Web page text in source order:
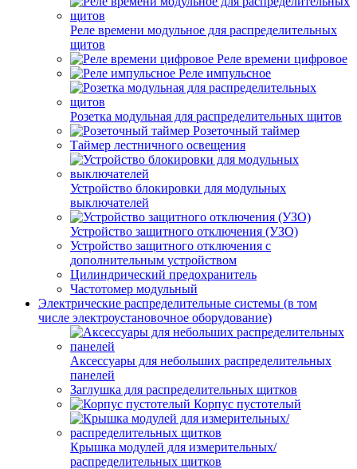
Реле времени модульное для распределительных
щитов
Реле времени цифровое
Реле импульсное
Розетка модульная для распределительных щитов
Розеточный таймер
Таймер лестничного освещения
Устройство блокировки для модульных
выключателей
Устройство защитного отключения (УЗО)
Устройство защитного отключения с
дополнительным устройством
Цилиндрический предохранитель
Частотомер модульный
Электрические распределительные системы (в том
числе электроустановочное оборудование)
Аксессуары для небольших распределительных
панелей
Заглушка для распределительных щитков
Корпус пустотелый
Крышка модулей для измерительных/
распределительных щитков